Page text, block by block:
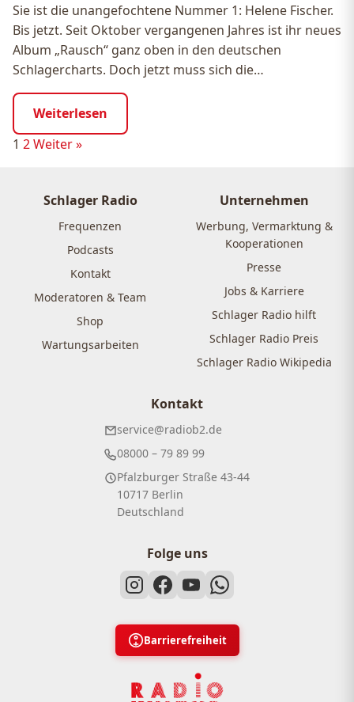
Sie ist die unangefochtene Nummer 1: Helene Fischer.
Bis jetzt. Seit Oktober vergangenen Jahres ist ihr neues
Album „Rausch“ ganz oben in den deutschen
Schlagercharts. Doch jetzt muss sich die…
Weiterlesen
Seitennummerierung
Beiträge
1 2Weiter »
Schlager Radio
Frequenzen
Podcasts
Kontakt
Moderatoren & Team
Shop
Wartungsarbeiten
Unternehmen
Werbung, Vermarktung &
Kooperationen
Presse
Jobs & Karriere
Schlager Radio hilft
Schlager Radio Preis
Schlager Radio Wikipedia
Kontakt
service@radiob2.de
08000 – 79 89 99
Pfalzburger Straße 43-44
10717 Berlin
Deutschland
Folge uns
Barrierefreiheit